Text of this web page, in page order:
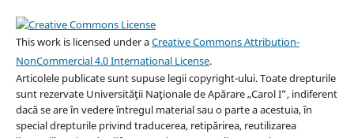
This work is licensed under aCreative Commons Attribution-
NonCommercial 4.0 International License.
Articolele publicate sunt supuse legii copyright-ului. Toate drepturile
sunt rezervate Universităţii Naţionale de Apărare „Carol I”, indiferent
dacă se are în vedere întregul material sau o parte a acestuia, în
special drepturile privind traducerea, retipărirea, reutilizarea